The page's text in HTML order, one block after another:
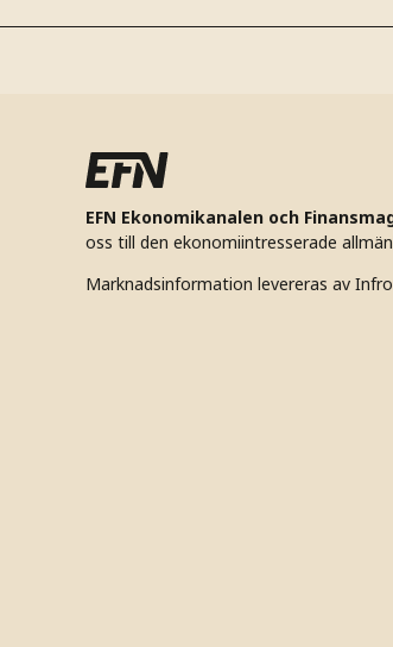
EFN Ekonomikanalen och
oss till den ekonomiintresserade
Marknadsinformation levereras av